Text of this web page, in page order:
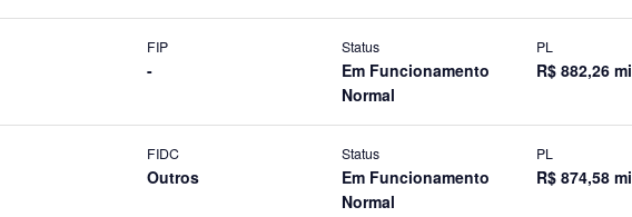
FIP
-
Status
Em Funcionamento
Normal
PL
R$ 882,26 mi
FIDC
Outros
Status
Em Funcionamento
Normal
PL
R$ 874,58 mi